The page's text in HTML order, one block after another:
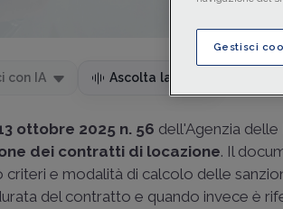
di
con IA Ascolta la news
ottobre 2025 n. 56 dell'Agenzia
dei contratti di locazione. Il
criteri e modalità di calcolo delle
del contratto e quando invece è
Gestisci